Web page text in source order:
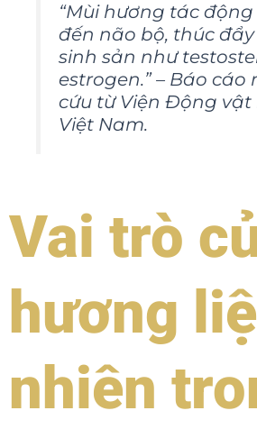
“Mùi hương tác
đến não bộ, thúc
sinh sản như
estrogen.” – Báo cáo
cứu từ Viện Động
Việt Nam.
Vai trò
hương
nhiên